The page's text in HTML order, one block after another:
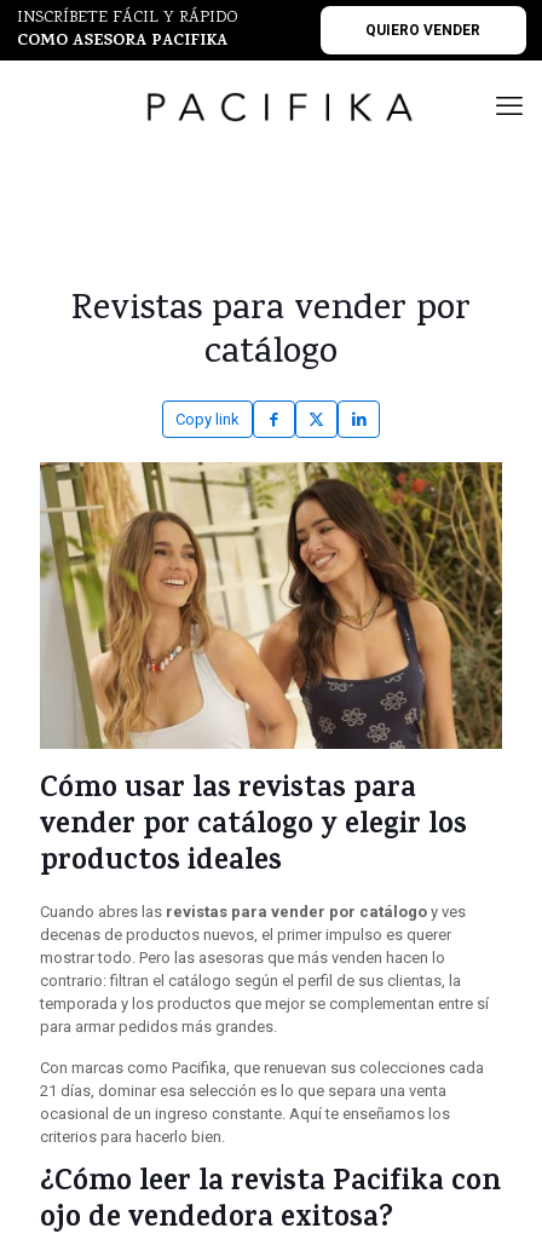
INSCRÍBETE FÁCIL Y RÁPIDO
COMO ASESORA PACIFIKA QUIERO VENDER
Revistas para vender por
catálogo
Copy link
Cómo usar las revistas para
vender por catálogo y elegir los
productos ideales
Cuando abres las revistas para vender por catálogo y ves
decenas de productos nuevos, el primer impulso es querer
mostrar todo. Pero las asesoras que más venden hacen lo
contrario: filtran el catálogo según el perfil de sus clientas, la
temporada y los productos que mejor se complementan entre sí
para armar pedidos más grandes.
Con marcas como Pacifika, que renuevan sus colecciones cada
21 días, dominar esa selección es lo que separa una venta
ocasional de un ingreso constante. Aquí te enseñamos los
criterios para hacerlo bien.
¿Cómo leer la revista Pacifika con
ojo de vendedora exitosa?